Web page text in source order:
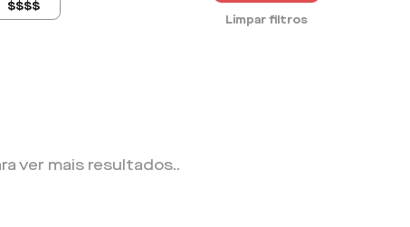
$$$$
Limpar filtros
ver mais resultados..